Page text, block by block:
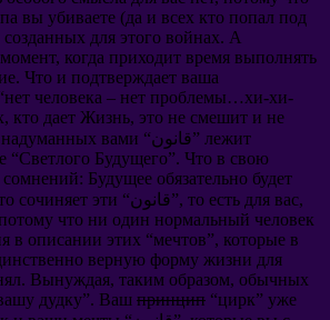
вы убиваете (да и всех кто попал под
для этого войнах. А
, когда приходит время выполнять
. Что и подтверждает ваша
нет человека – нет проблемы…хи-хи-
, кто дает Жизнь, это не смешит и не
вами “قانون” лежит
“Светлого Будущего”. Что в свою
сомнений: Будущее обязательно будет
сочиняет эти “قانون”, то есть для вас,
потому что ни один нормальный человек
в описании этих “мечтов”, которые в
верную форму жизни для
. Вынуждая, таким образом, обычных
дудку”. Ваш принцип “цирк” уже